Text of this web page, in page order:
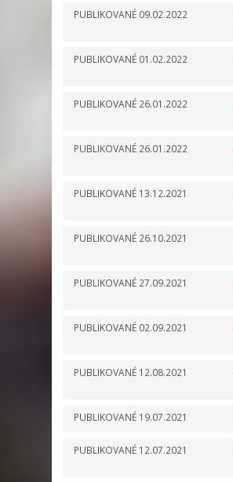
PUBLIKOVANÉ 09.02.2022
PUBLIKOVANÉ 01.02.2022
PUBLIKOVANÉ 26.01.2022
PUBLIKOVANÉ 26.01.2022
PUBLIKOVANÉ 13.12.2021
PUBLIKOVANÉ 26.10.2021
PUBLIKOVANÉ 27.09.2021
PUBLIKOVANÉ 02.09.2021
PUBLIKOVANÉ 12.08.2021
PUBLIKOVANÉ 19.07.2021
PUBLIKOVANÉ 12.07.2021